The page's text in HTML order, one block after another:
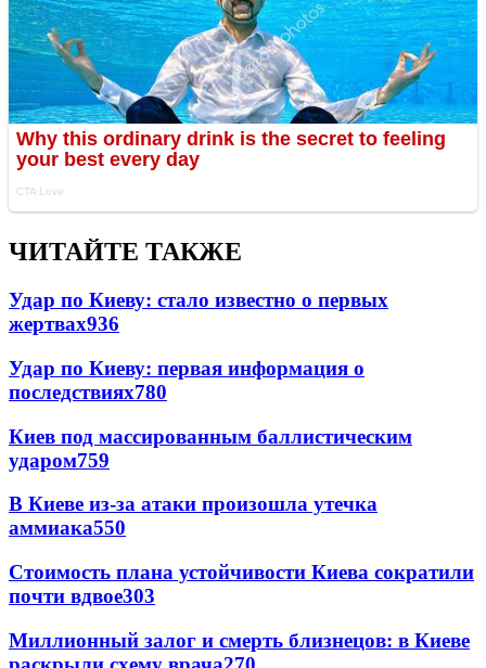
ЧИТАЙТЕ ТАКЖЕ
Удар по Киеву: стало известно о первых
жертвах936
Удар по Киеву: первая информация о
последствиях780
Киев под массированным баллистическим
ударом759
В Киеве из-за атаки произошла утечка
аммиака550
Стоимость плана устойчивости Киева сократили
почти вдвое303
Миллионный залог и смерть близнецов: в Киеве